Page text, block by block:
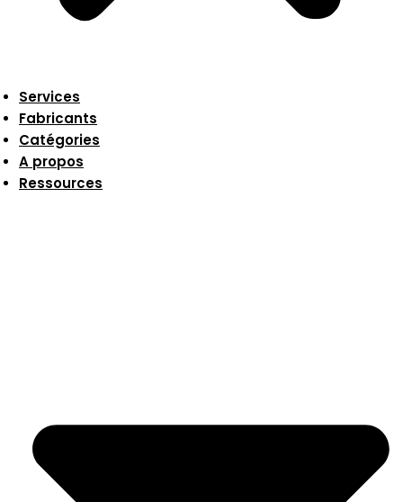
Services
Fabricants
Catégories
A propos
Ressources